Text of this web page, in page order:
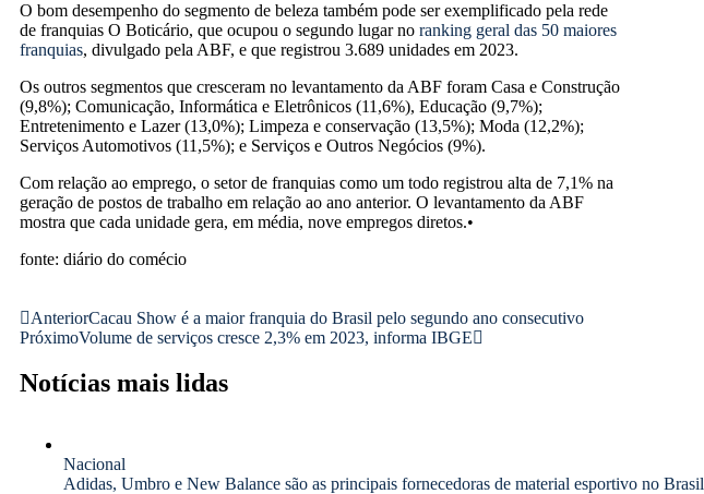
O bom desempenho do segmento de beleza também pode ser exemplificado pela rede
de franquias O Boticário, que ocupou o segundo lugar no ranking geral das 50 maiores
franquias, divulgado pela ABF, e que registrou 3.689 unidades em 2023.
Os outros segmentos que cresceram no levantamento da ABF foram Casa e Construção
(9,8%); Comunicação, Informática e Eletrônicos (11,6%), Educação (9,7%);
Entretenimento e Lazer (13,0%); Limpeza e conservação (13,5%); Moda (12,2%);
Serviços Automotivos (11,5%); e Serviços e Outros Negócios (9%).
Com relação ao emprego, o setor de franquias como um todo registrou alta de 7,1% na
geração de postos de trabalho em relação ao ano anterior. O levantamento da ABF
mostra que cada unidade gera, em média, nove empregos diretos.•
fonte: diário do comécio
AnteriorCacau Show é a maior franquia do Brasil pelo segundo ano consecutivo
PróximoVolume de serviços cresce 2,3% em 2023, informa IBGE
Notícias mais lidas
Nacional
Adidas, Umbro e New Balance são as principais fornecedoras de material esportivo no Brasil